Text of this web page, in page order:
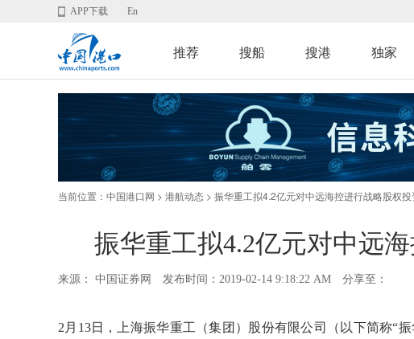
APP下载 En
推荐 搜船 搜港 独家
当前位置： 中国港口网 > 港航动态 > 振华重工拟4.2亿元对中远海控进行战略股权投
振华重工拟4.2亿元对中远
来源： 中国证券网 发布时间：2019-02-14 9:18:22 AM 分享至：
2月13日，上海振华重工（集团）股份有限公司（以下简称“